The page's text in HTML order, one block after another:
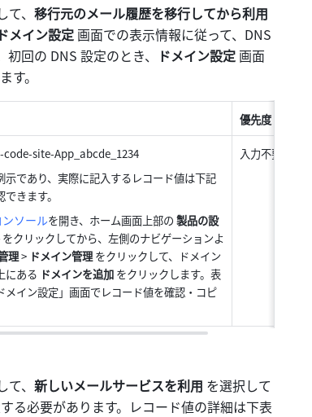
、 移行元のメール履歴を移行してから利用
ドメイン設定 画面での表示情報に従って、DNS
回の DNS 設定のとき、
ドメイン設定 画面
す。
優先度
site-App_abcde_1234
示であり、実際に記入するレコード値は下記
きます。
ソールを開き、ホーム画面上部の 製品の設
をクリックしてから、左側のナビゲーションよ
理 > ドメイン管理 をクリックして、ドメイン
にある ドメインを追加 をクリックします。表
メイン設定」画面でレコード値を確認・コピ
入力不要
、 新しいメールサービスを利用 を選択して
る必要があります。レコード値の詳細は下表